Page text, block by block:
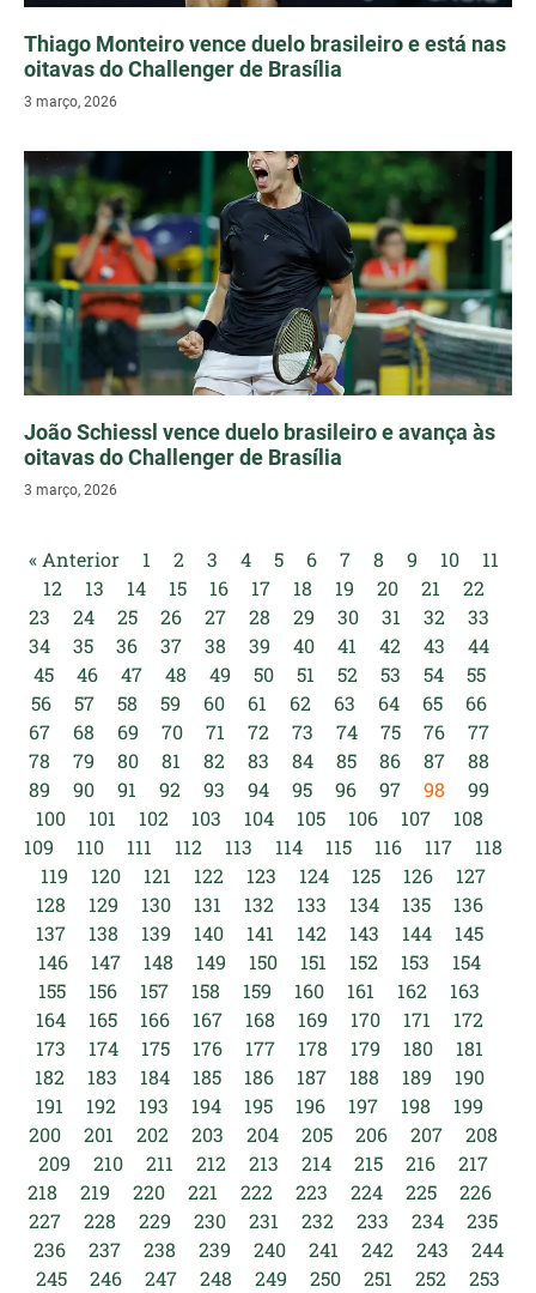
Thiago Monteiro vence duelo brasileiro e está nas
oitavas do Challenger de Brasília
3 março, 2026
João Schiessl vence duelo brasileiro e avança às
oitavas do Challenger de Brasília
3 março, 2026
« Anterior 1 2 3 4 5 6 7 8 9 10
11
12
13 14 15 16 17 18 19 20 21
22
23
24 25 26 27 28 29 30 31 32
33
34
35 36 37 38 39 40 41 42 43
44
45
46 47 48 49 50 51 52 53 54
55
56
57 58 59 60 61 62 63 64 65
66
67
68 69 70 71 72 73 74 75 76
77
78
79 80 81 82 83 84 85 86 87
88
89
90 91 92 93 94 95 96 97 98
99
100
101 102 103 104 105 106 107
108
109
110 111 112 113 114 115 116 117
118
119
120 121 122 123 124 125 126
127
128
129 130 131 132 133 134 135
136
137
138 139 140 141 142 143 144
145
146
147 148 149 150 151 152 153
154
155
156 157 158 159 160 161 162
163
164
165 166 167 168 169 170 171
172
173
174 175 176 177 178 179 180
181
182
183 184 185 186 187 188 189
190
191
192 193 194 195 196 197 198
199
200
201 202 203 204 205 206 207
208
209
210 211 212 213 214 215 216
217
218
219 220 221 222 223 224 225
226
227
228 229 230 231 232 233 234
235
236
237 238 239 240 241 242 243
244
245
246 247 248 249 250 251 252
253